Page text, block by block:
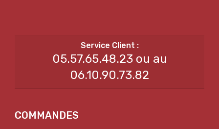
05.57.65.48.23 ou au
06.10.90.73.82
COMMANDES